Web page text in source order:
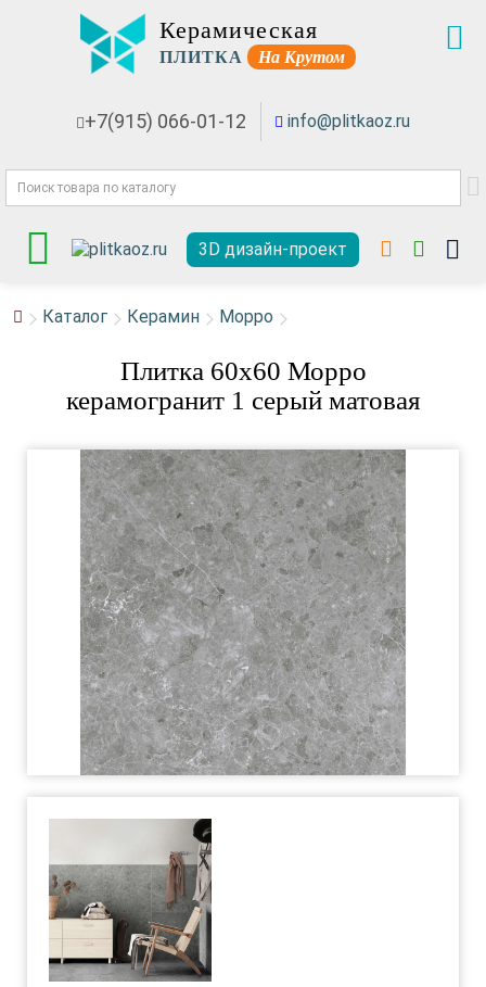
Керамическая
ПЛИТКА На Крутом
+7(915) 066-01-12 info@plitkaoz.ru
3D дизайн-проект
Каталог Керамин Морро
Плитка 60x60 Морро
керамогранит 1 серый матовая